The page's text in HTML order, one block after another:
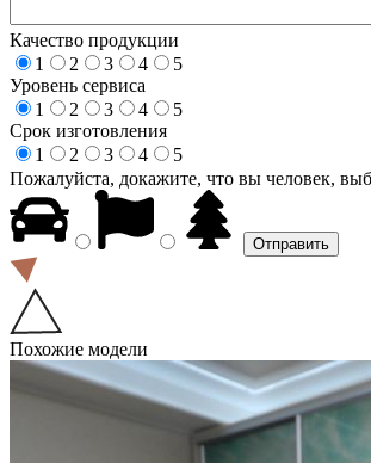
Качество продукции
1
2 3 4
5
Уровень сервиса
1
2 3 4
5
Срок изготовления
1
2 3 4
5
Пожалуйста, докажите, что вы человек,
Похожие модели